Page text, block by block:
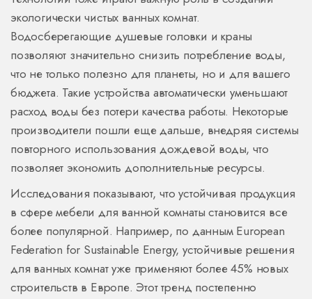
экологически чистых ванных комнат.
Водосберегающие душевые головки и краны
позволяют значительно снизить потребление воды,
что не только полезно для планеты, но и для вашего
бюджета. Такие устройства автоматически уменьшают
расход воды без потери качества работы. Некоторые
производители пошли еще дальше, внедряя системы
повторного использования дождевой воды, что
позволяет экономить дополнительные ресурсы.
Исследования показывают, что устойчивая продукция
в сфере мебели для ванной комнаты становится все
более популярной. Например, по данным European
Federation for Sustainable Energy, устойчивые решения
для ванных комнат уже применяют более 45% новых
строительств в Европе. Этот тренд постепенно